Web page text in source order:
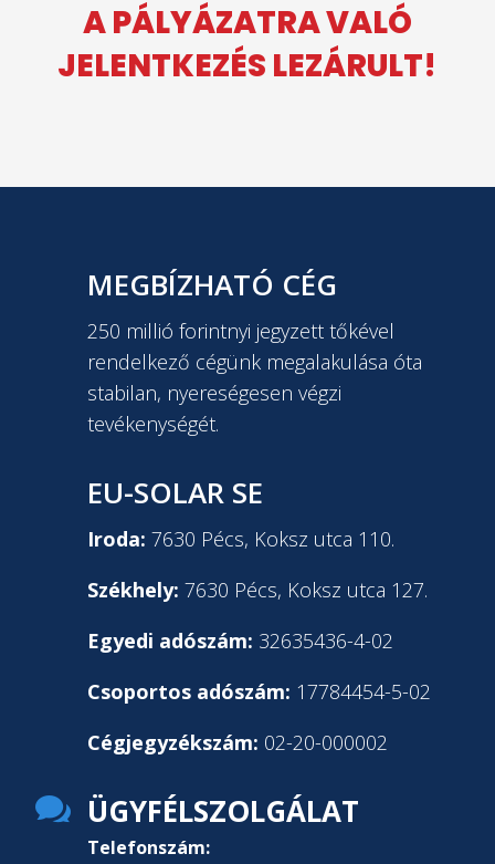
A PÁLYÁZATRA VALÓ
JELENTKEZÉS LEZÁRULT!
MEGBÍZHATÓ CÉG
250 millió forintnyi jegyzett tőkével
rendelkező cégünk megalakulása óta
stabilan, nyereségesen végzi
tevékenységét.
EU-SOLAR SE
Iroda: 7630 Pécs, Koksz utca 110.
Székhely: 7630 Pécs, Koksz utca 127.
Egyedi adószám: 32635436-4-02
Csoportos adószám: 17784454-5-02
Cégjegyzékszám: 02-20-000002
 ÜGYFÉLSZOLGÁLAT
Telefonszám: